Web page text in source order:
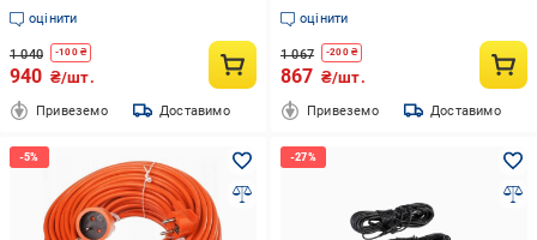
оцінити
1 040 -100₴
940 ₴/шт.
Привеземо Доставимо
оцінити
1 067 -200₴
867 ₴/шт.
Привеземо Доставимо